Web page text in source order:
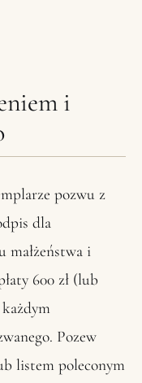
i
pozwu z
dla
małżeństwa i
600 zł (lub
Pozew
listem poleconym